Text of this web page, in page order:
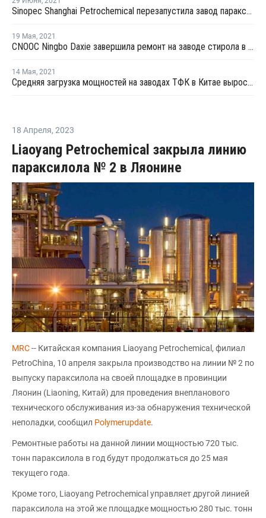
Sinopec Shanghai Petrochemical перезапустила завод параксилола № 1 после планового ремонта
19 Мая, 2021
CNOOC Ningbo Daxie завершила ремонт на заводе стирола в Нинбо
14 Мая, 2021
Средняя загрузка мощностей на заводах ТФК в Китае выросла в начале мая на 3%
18 Апреля, 2023
Liaoyang Petrochemical закрыла линию
параксилола № 2 в Ляонине
МRC-- Китайская компания Liaoyang Petrochemical, филиал
PetroChina, 10 апреля закрыла производство на линии № 2 по
выпуску параксилола на своей площадке в провинции
Ляонин (Liaoning, Китай) для проведения внепланового
технического обслуживания из-за обнаружения технической
неполадки, сообщил Polymerupdate.
Ремонтные работы на данной линии мощностью 720 тыс.
тонн параксилола в год будут продолжаться до 25 мая
текущего года.
Кроме того, Liaoyang Petrochemical управляет другой линией
параксилола на этой же площадке мощностью 280 тыс. тонн